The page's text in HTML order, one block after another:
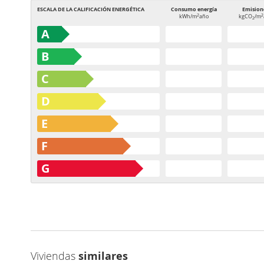
ESCALA DE LA CALIFICACIÓN ENERGÉTICA Consumo energía
kWh/m2año kgCO2/m2
A
B
C
D
E
F
G
Viviendas similares